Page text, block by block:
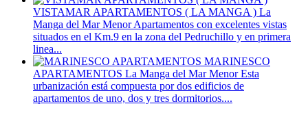
VISTAMAR APARTAMENTOS ( LA MANGA ) La
Manga del Mar Menor Apartamentos con excelentes vistas
situados en el Km.9 en la zona del Pedruchillo y en primera
linea...
MARINESCO
APARTAMENTOS La Manga del Mar Menor Esta
urbanización está compuesta por dos edificios de
apartamentos de uno, dos y tres dormitorios....